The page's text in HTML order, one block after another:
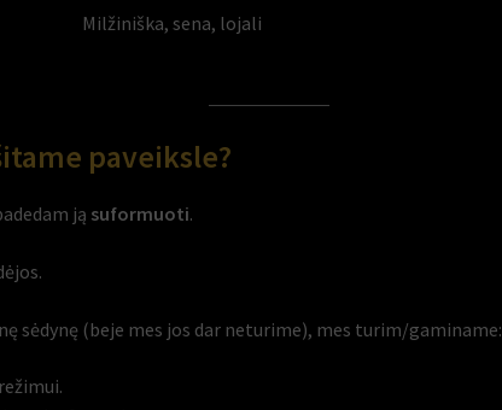
Milžiniška, sena, lojali
paveiksle?
ją suformuoti.
sėdynę (beje mes jos dar neturime), mes turim/gaminame: